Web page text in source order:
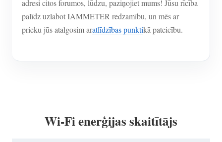
adresi citos forumos, lūdzu, paziņojiet mums! Jūsu rīcība
palīdz uzlabot IAMMETER redzamību, un mēs ar
prieku jūs atalgosim aratlīdzības punktikā pateicību.
Wi-Fi enerģijas skaitītājs